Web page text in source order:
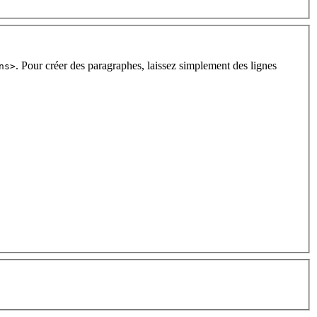
. Pour créer des paragraphes, laissez simplement des lignes